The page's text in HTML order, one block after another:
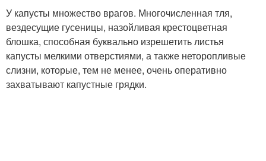
У капусты множество врагов. Многочисленная тля,
вездесущие гусеницы, назойливая крестоцветная
блошка, способная буквально изрешетить листья
капусты мелкими отверстиями, а также неторопливые
слизни, которые, тем не менее, очень оперативно
захватывают капустные грядки.